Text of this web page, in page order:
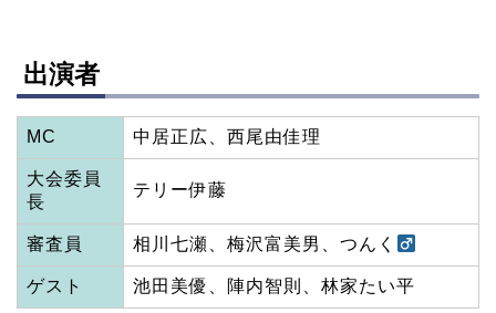
出演者
MC 中居正広、西尾由佳理
大会委員
長
テリー伊藤
審査員 相川七瀬、梅沢富美男、つんく
ゲスト 池田美優、陣内智則、林家たい平